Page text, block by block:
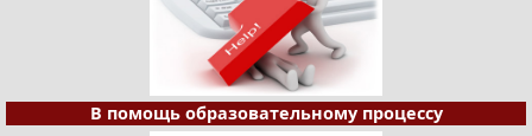
В помощь образовательному процессу